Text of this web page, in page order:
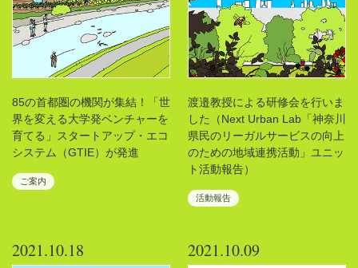
85の首都圏の機関が集結！「世
界を変える大学発ベンチャーを
育てる」スタートアップ・エコ
システム（GTIE）が発進
ご案内
渡邉教授による研修会を行いま
した（Next Urban Lab「神奈川
県民のリーガルサービスの向上
のための地域連携活動」ユニッ
ト活動報告）
活動報告
2021.10.18 2021.10.09